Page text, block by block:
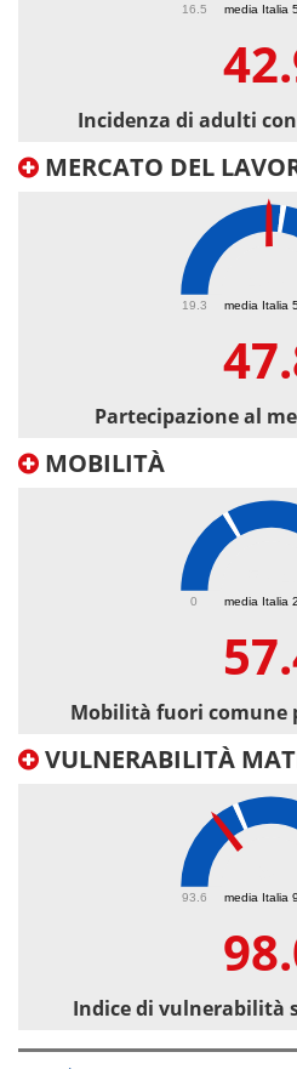
media Italia
16.5
Incidenza di adulti
MERCATO DEL
media Italia
19.3
Partecipazione al
MOBILITÀ
media Italia
0
Mobilità fuori comune
VULNERABILITÀ
media Italia
93.6
Indice di vulnerabilità